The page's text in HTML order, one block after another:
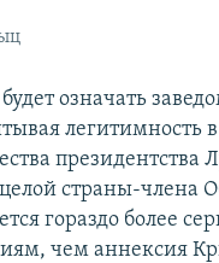
означать
легитимность в
президентства
страны-члена
гораздо более
чем аннексия